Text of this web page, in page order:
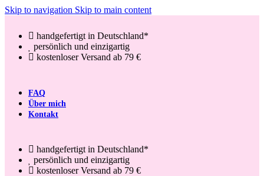
Skip to navigation Skip to main content
handgefertigt in Deutschland*
persönlich und einzigartig
kostenloser Versand ab 79 €
FAQ
Über mich
Kontakt
handgefertigt in Deutschland*
persönlich und einzigartig
kostenloser Versand ab 79 €